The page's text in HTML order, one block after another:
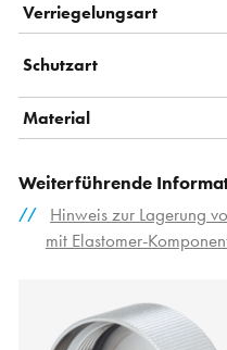
Verriegelungsart
Schutzart
Material
Weiterführende
Hinweis zur Lagerung
mit Elastomer-